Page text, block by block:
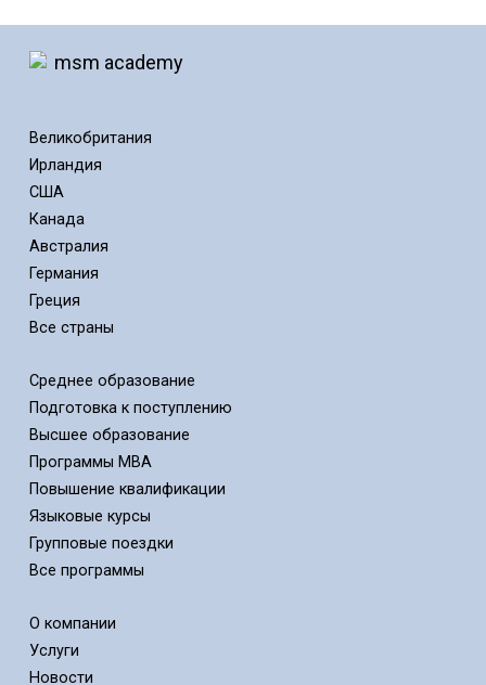
Великобритания
Ирландия
США
Канада
Австралия
Германия
Греция
Все страны
Среднее образование
Подготовка к поступлению
Высшее образование
Программы MBA
Повышение квалификации
Языковые курсы
Групповые поездки
Все программы
О компании
Услуги
Новости